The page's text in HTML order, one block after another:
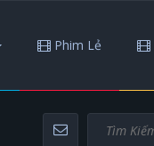
Phim Lẻ